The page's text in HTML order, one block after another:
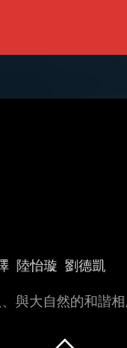
陸怡璇 劉德凱
大自然的和諧